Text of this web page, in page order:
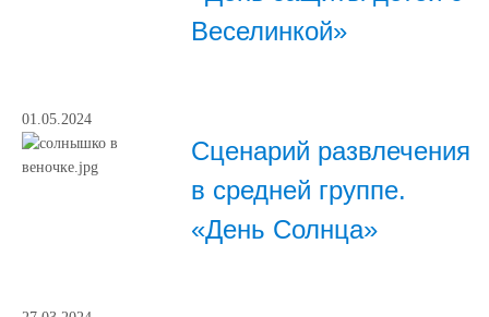
Веселинкой»
01.05.2024
Сценарий развлечения
в средней группе.
«День Солнца»